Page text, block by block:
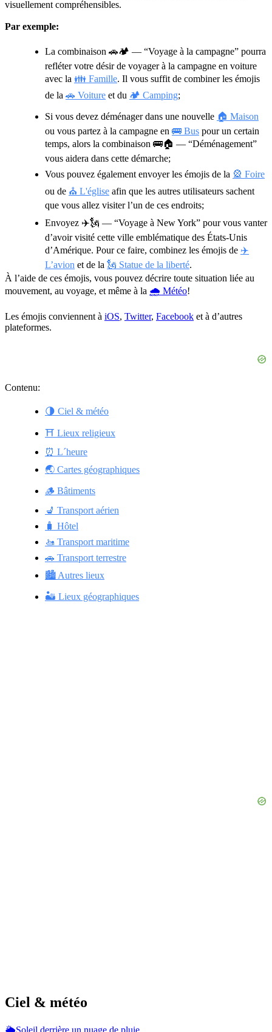
visuellement compréhensibles.
Par exemple:
La combinaison 🚗🏕 — “Voyage à la campagne” pourra
refléter votre désir de voyager à la campagne en voiture
avec la 👪 Famille. Il vous suffit de combiner les émojis
de la 🚗 Voiture et du 🏕 Camping;
Si vous devez déménager dans une nouvelle 🏠 Maison
ou vous partez à la campagne en 🚌 Bus pour un certain
temps, alors la combinaison 🚌🏠 — “Déménagement”
vous aidera dans cette démarche;
Vous pouvez également envoyer les émojis de la 🎡 Foire
ou de ⛪ L'église afin que les autres utilisateurs sachent
que vous allez visiter l’un de ces endroits;
Envoyez ✈️🗽 — “Voyage à New York” pour vous vanter
d’avoir visité cette ville emblématique des États-Unis
d’Amérique. Pour ce faire, combinez les émojis de ✈️
L’avion et de la 🗽 Statue de la liberté.
À l’aide de ces émojis, vous pouvez décrire toute situation liée au
mouvement, au voyage, et même à la 🌧 Météo!
Les émojis conviennent à iOS, Twitter, Facebook et à d’autres
plateformes.
Contenu:
🌗 Ciel & météo
⛩️ Lieux religieux
⏰ L´heure
🌏 Cartes géographiques
🪵 Bâtiments
💺 Transport aérien
🧳 Hôtel
🚤 Transport maritime
🚗 Transport terrestre
🏙️ Autres lieux
🏜️ Lieux géographiques
Ciel & météo
🌦️Soleil derrière un nuage de pluie